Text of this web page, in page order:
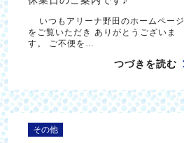
いつもアリーナ野田のホームページ
をご覧いただき ありがとうございま
す。 ご不便を…
つづきを読む
その他